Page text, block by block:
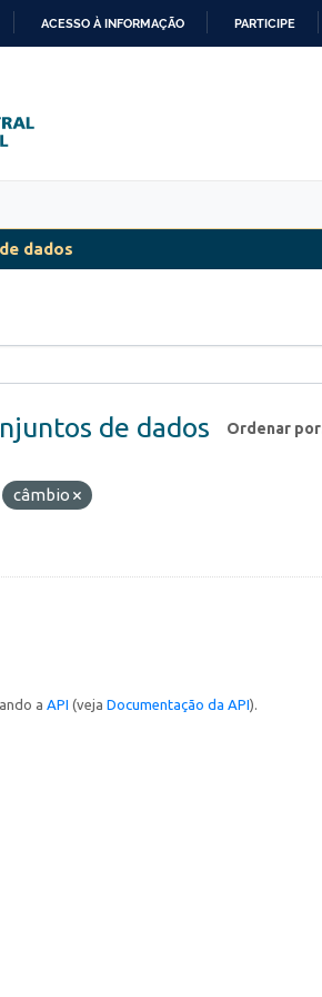
ACESSO À INFORMAÇÃO PARTICIPE
dados
Ordenar por
de dados
câmbio
a API (veja Documentação da API).